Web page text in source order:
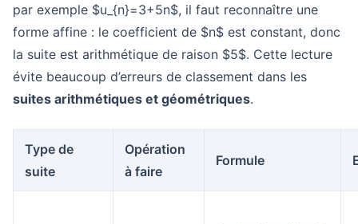
par exemple $u_{n}=3+5n$, il faut reconnaître une
forme affine : le coefficient de $n$ est constant, donc
la suite est arithmétique de raison $5$. Cette lecture
évite beaucoup d’erreurs de classement dans les
suites arithmétiques et géométriques.
Type de
suite
Opération
à faire
Formule